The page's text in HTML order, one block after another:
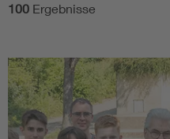
Health
Mobility
100 Ergebnisse